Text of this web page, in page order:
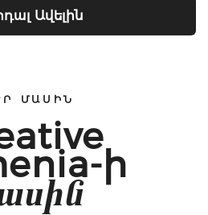
Ավելին
ՄԱՍԻՆ
ի